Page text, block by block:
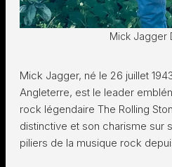
Mick Jagger
Mick Jagger, né le 26 juillet
Angleterre, est le leader
rock légendaire The Rolling
distinctive et son charisme sur
piliers de la musique rock